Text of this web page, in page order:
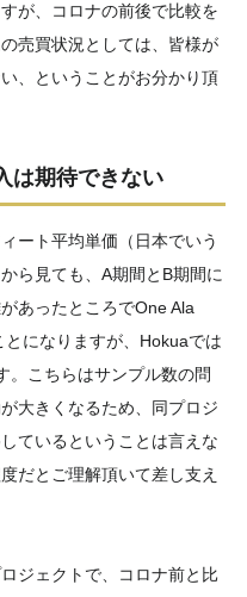
が、コロナの前後で比較を
売買状況としては、皆様が
、ということがお分かり頂
は期待できない
ート平均単価（日本でいう
ら見ても、A期間とB期間に
あったところでOne Ala
になりますが、Hokuaでは
。こちらはサンプル数の問
大きくなるため、同プロジ
ているということは言えな
だとご理解頂いて差し支え
ジェクトで、コロナ前と比